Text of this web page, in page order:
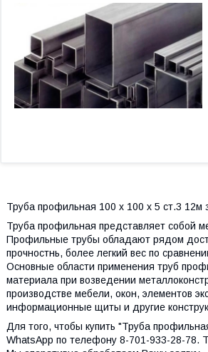
Труба профильная 100 х 100 х 5 ст.3 12м
Труба профильная представляет собой
Профильные трубы обладают рядом
прочностнь, более легкий вес по
Основные области применения труб
материала при возведении
производстве мебели, окон, элементов
информационные щиты и другие
Для того, чтобы купить "Труба
WhatsApp по телефону 8-701-933-28-78.